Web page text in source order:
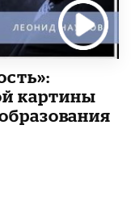
картины